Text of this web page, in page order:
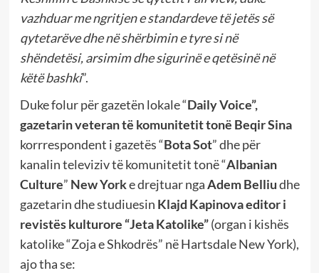
vazhduar me ngritjen e standardeve të jetës së
qytetarëve dhe në shërbimin e tyre si në
shëndetësi, arsimim dhe sigurinë e qetësinë në
këtë bashki”.
Duke folur për gazetën lokale “Daily Voice”,
gazetarin veteran të komunitetit tonë Beqir Sina
korrrespondent i gazetës “Bota Sot” dhe për
kanalin televiziv të komunitetit tonë “Albanian
Culture” New Yorke drejtuar ngaAdem Belliudhe
gazetarin dhe studiuesin Klajd Kapinova editor i
revistës kulturore “Jeta Katolike”(organ i kishës
katolike “Zoja e Shkodrës” në Hartsdale New York),
ajo tha se: